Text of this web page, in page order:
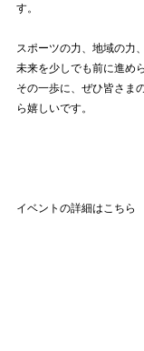
す。
スポーツの力、地域の力
未来を少しでも前に進め
その一歩に、ぜひ皆さま
ら嬉しいです。
イベントの詳細はこちら